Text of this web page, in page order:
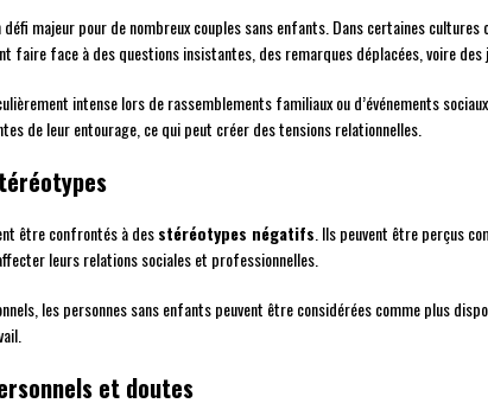
défi majeur pour de nombreux couples sans enfants. Dans certaines
faire face à des questions insistantes, des remarques déplacées, voire
intense lors de rassemblements familiaux ou d’événements
de leur entourage, ce qui peut créer des tensions relationnelles.
être confrontés à desstéréotypes négatifs . Ils peuvent être perçus
leurs relations sociales et professionnelles.
les personnes sans enfants peuvent être considérées comme plus
et doutes